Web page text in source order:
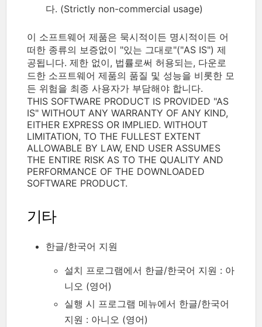
다. (Strictly non-commercial usage)
이 소프트웨어 제품은 묵시적이든 명시적이든 어
떠한 종류의 보증없이 "있는 그대로"("AS IS") 제
공됩니다. 제한 없이, 법률로써 허용되는, 다운로
드한 소프트웨어 제품의 품질 및 성능을 비롯한 모
든 위험을 최종 사용자가 부담해야 합니다.
THIS SOFTWARE PRODUCT IS PROVIDED "AS
IS" WITHOUT ANY WARRANTY OF ANY KIND,
EITHER EXPRESS OR IMPLIED. WITHOUT
LIMITATION, TO THE FULLEST EXTENT
ALLOWABLE BY LAW, END USER ASSUMES
THE ENTIRE RISK AS TO THE QUALITY AND
PERFORMANCE OF THE DOWNLOADED
SOFTWARE PRODUCT.
기타
한글/한국어 지원
설치 프로그램에서 한글/한국어 지원 : 아
니오 (영어)
실행 시 프로그램 메뉴에서 한글/한국어
지원 : 아니오 (영어)